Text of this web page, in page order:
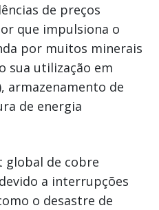
de preços
que impulsiona o
por muitos minerais
sua utilização em
armazenamento de
de energia
global de cobre
a interrupções
o desastre de